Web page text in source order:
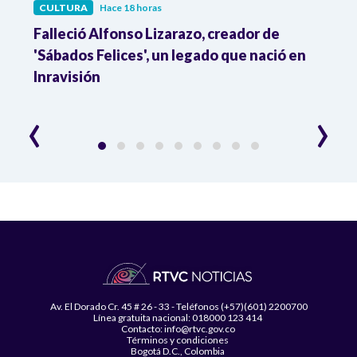
CULTURA Hace 18 horas
Falleció Alfonso Lizarazo, creador de
'Sábados Felices', un legado que nació en
Inravisión
‹ ›
Av. El Dorado Cr. 45 # 26 - 33 - Teléfonos (+57)(601) 2200700
Línea gratuita nacional: 018000 123 414
Contacto: info@rtvc.gov.co
Términos y condiciones
Bogotá D.C., Colombia